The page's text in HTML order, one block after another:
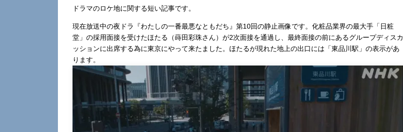
ドラマのロケ地に関する短い記事です。
現在放送中の夜ドラ『わたしの一番最悪なともだち』第10回の静止画像です。化粧品業界の最大手「日粧
堂」の採用面接を受けたほたる（蒔田彩珠さん）が2次面接を通過し、最終面接の前にあるグループディスカ
ッションに出席する為に東京にやって来たました。ほたるが現れた地上の出口には「東品川駅」の表示があ
ります。